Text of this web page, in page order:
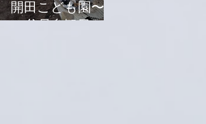
開田こども園〜祖
父母参観日〜